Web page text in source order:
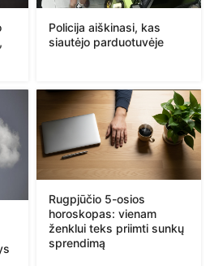
Policija aiškinasi, kas
siautėjo parduotuvėje
Rugpjūčio 5-osios
horoskopas: vienam
ženklui teks priimti sunkų
sprendimą